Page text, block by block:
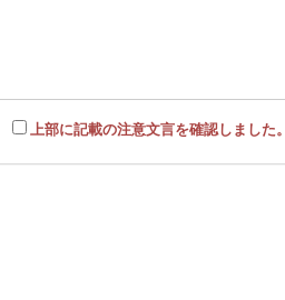
上部に記載の注意文言を確認しました。